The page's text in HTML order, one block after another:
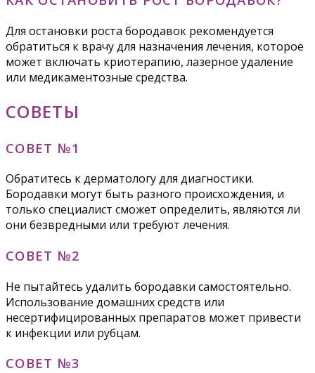
Для остановки роста бородавок рекомендуется
обратиться к врачу для назначения лечения, которое
может включать криотерапию, лазерное удаление
или медикаментозные средства.
СОВЕТЫ
СОВЕТ №1
Обратитесь к дерматологу для диагностики.
Бородавки могут быть разного происхождения, и
только специалист сможет определить, являются ли
они безвредными или требуют лечения.
СОВЕТ №2
Не пытайтесь удалить бородавки самостоятельно.
Использование домашних средств или
несертифицированных препаратов может привести
к инфекции или рубцам.
СОВЕТ №3